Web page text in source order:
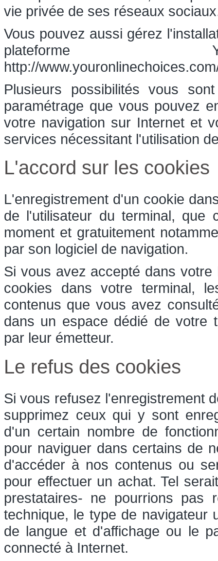
vie privée de ses réseaux
Vous pouvez aussi gérez
plateforme
http://
Plusieurs possibilités vous
paramétrage que vous pouvez
votre navigation sur Internet et
services nécessitant l'utilisation
L'accord sur les cookies
L'enregistrement d'un cookie
de l'utilisateur du terminal, que
moment et gratuitement
par son logiciel de navigation.
Si vous avez accepté dans
cookies dans votre terminal,
contenus que vous avez
dans un espace dédié de votre
par leur émetteur.
Le refus des cookies
Si vous refusez l'enregistrement
supprimez ceux qui y sont
d'un certain nombre de
pour naviguer dans certains de
d'accéder à nos contenus ou
pour effectuer un achat. Tel
prestataires- ne pourrions pas
technique, le type de navigateur
de langue et d'affichage ou le
connecté à Internet.